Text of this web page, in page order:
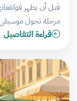
قبل أن يظهر
مرحلة تحول موسيقي
قراءة التفاصيل